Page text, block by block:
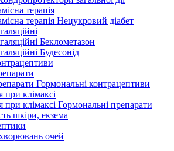
терапія
терапія Нецукровий діабет
Беклометазон
Будесонід
Гормональні контрацептиви
при клімаксі
при клімаксі Гормональні препарати
шкіри, екзема
очей